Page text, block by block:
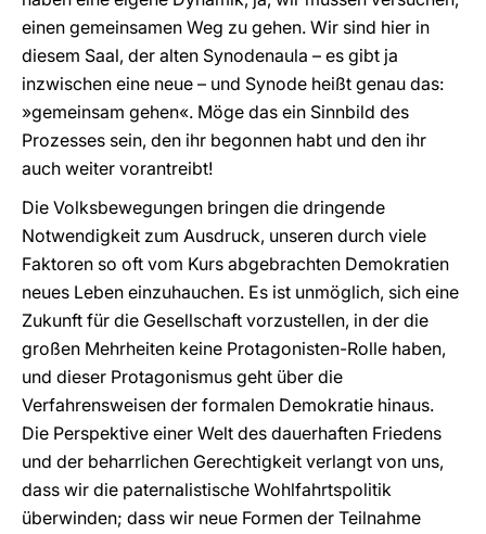
einen gemeinsamen Weg zu gehen. Wir sind hier in
diesem Saal, der alten Synodenaula – es gibt ja
inzwischen eine neue – und Synode heißt genau das:
»gemeinsam gehen«. Möge das ein Sinnbild des
Prozesses sein, den ihr begonnen habt und den ihr
auch weiter vorantreibt!
Die Volksbewegungen bringen die dringende
Notwendigkeit zum Ausdruck, unseren durch viele
Faktoren so oft vom Kurs abgebrachten Demokratien
neues Leben einzuhauchen. Es ist unmöglich, sich eine
Zukunft für die Gesellschaft vorzustellen, in der die
großen Mehrheiten keine Protagonisten-Rolle haben,
und dieser Protagonismus geht über die
Verfahrensweisen der formalen Demokratie hinaus.
Die Perspektive einer Welt des dauerhaften Friedens
und der beharrlichen Gerechtigkeit verlangt von uns,
dass wir die paternalistische Wohlfahrtspolitik
überwinden; dass wir neue Formen der Teilnahme